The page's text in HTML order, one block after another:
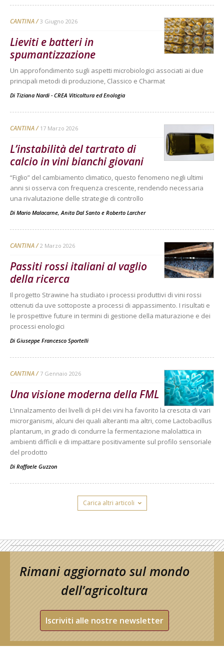
CANTINA 3 Giugno 2026
Lieviti e batteri in
spumantizzazione
Un approfondimento sugli aspetti microbiologici associati ai due
principali metodi di produzione, Classico e Charmat
Di Tiziana Nardi - CREA Viticoltura ed Enologia
CANTINA 17 Marzo 2026
L’instabilità del tartrato di
calcio in vini bianchi giovani
“Figlio” del cambiamento climatico, questo fenomeno negli ultimi
anni si osserva con frequenza crescente, rendendo necessaria
una rivalutazione delle strategie di controllo
Di Mario Malacarne, Anita Dal Santo e Roberto Larcher
CANTINA 2 Marzo 2026
Passiti rossi italiani al vaglio
della ricerca
Il progetto Strawine ha studiato i processi produttivi di vini rossi
ottenuti da uve sottoposte a processi di appassimento. I risultati e
le prospettive future in termini di gestione della maturazione e dei
processi enologici
Di Giuseppe Francesco Sportelli
CANTINA 7 Gennaio 2026
Una visione moderna della FML
L’innalzamento dei livelli di pH dei vini ha favorito la crescita di vari
microrganismi, alcuni dei quali alteranti ma altri, come Lactobacillus
plantarum, in grado di condurre la fermentazione malolattica in
ambienti difficili e di impattare positivamente sul profilo sensoriale
del prodotto
Di Raffaele Guzzon
Carica altri articoli
Rimani aggiornato sul mondo
dell’agricoltura
Iscriviti alle nostre newsletter